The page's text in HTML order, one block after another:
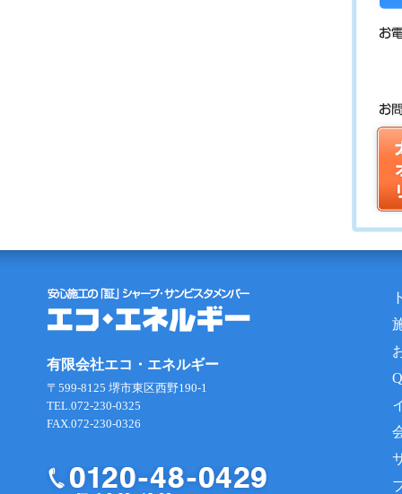
有限会社エコ・エネルギー
〒599-8125 堺市東区西野190-1
TEL.072-230-0325
FAX.072-230-0326